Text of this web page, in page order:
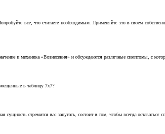
все, что считаете необходимым. Применяйте это в своем
и механика «Вознесения» и обсуждаются различные симптомы, с
в таблицу 7х7?
стремится вас запугать, состоит в том, чтобы всегда